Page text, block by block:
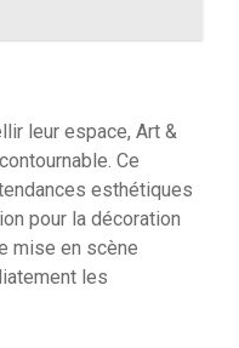
leur espace, Art &
Ce
esthétiques
pour la décoration
mise en scène
les